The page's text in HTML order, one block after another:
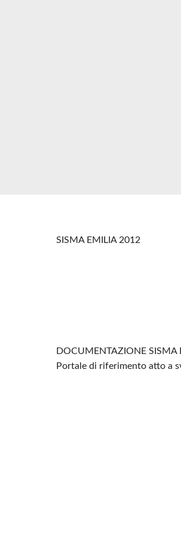
SISMA EMILIA 2012
DOCUMENTAZIONE SISMA
Portale di riferimento atto a